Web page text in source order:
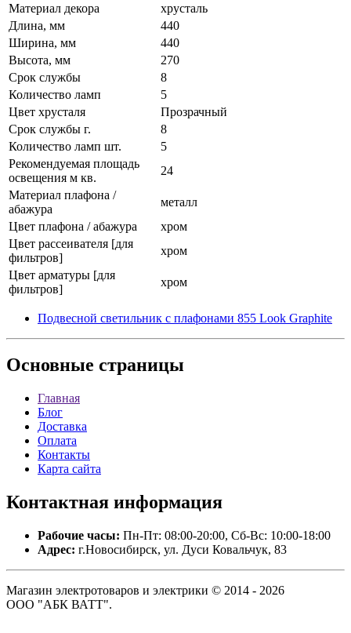
Материал декора
хрусталь
Длина, мм
440
Ширина, мм
440
Высота, мм
270
Срок службы
8
Количество ламп
5
Цвет хрусталя
Прозрачный
Срок службы г.
8
Количество ламп шт.
5
Рекомендуемая площадь
освещения м кв.
24
Материал плафона /
абажура
металл
Цвет плафона / абажура
хром
Цвет рассеивателя [для
фильтров]
хром
Цвет арматуры [для
фильтров]
хром
Подвесной светильник с плафонами 855 Look Graphite
Основные страницы
Главная
Блог
Доставка
Оплата
Контакты
Карта сайта
Контактная информация
Рабочие часы: Пн-Пт: 08:00-20:00, Сб-Вс: 10:00-18:00
Адрес: г.Новосибирск, ул. Дуси Ковальчук, 83
Магазин электротоваров и электрики © 2014 - 2026
ООО "АБК ВАТТ".